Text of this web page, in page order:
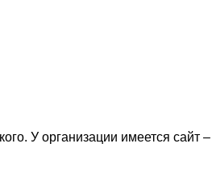
У организации имеется сайт –